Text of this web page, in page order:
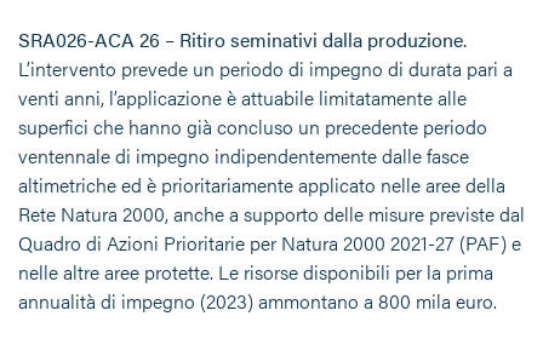
SRA026-ACA 26 – Ritiro seminativi dalla produzione.
L’intervento prevede un periodo di impegno di durata pari a
venti anni, l’applicazione è attuabile limitatamente alle
superfici che hanno già concluso un precedente periodo
ventennale di impegno indipendentemente dalle fasce
altimetriche ed è prioritariamente applicato nelle aree della
Rete Natura 2000, anche a supporto delle misure previste dal
Quadro di Azioni Prioritarie per Natura 2000 2021-27 (PAF) e
nelle altre aree protette. Le risorse disponibili per la prima
annualità di impegno (2023) ammontano a 800 mila euro.